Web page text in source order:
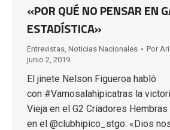
«POR QUÉ NO PENSAR EN
ESTADÍSTICA»
Entrevistas Noticias Nacionales Por
junio 2, 2019
El jinete Nelson Figueroa habló
con #Vamosalahipicatras la
Vieja en el G2 Criadores
en el @clubhipico_stgo: «Dios